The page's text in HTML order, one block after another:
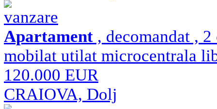
vanzare
Apartament , decomandat ,
mobilat utilat microcentrala
120.000 EUR
CRAIOVA, Dolj